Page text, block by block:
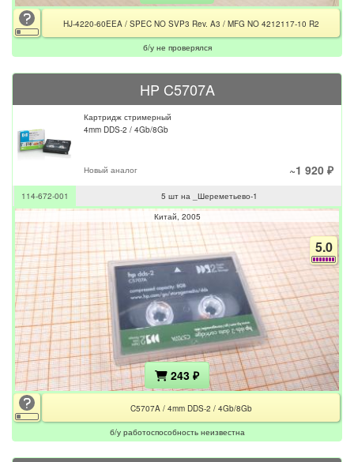
HJ-4220-60EEA / SPEC NO SVP3 Rev. A3 / MFG NO 4212117-10 R2
б/у не проверялся
HP C5707A
Картридж стримерный
4mm DDS-2 / 4Gb/8Gb
Новый аналог ~1 920 ₽
114-672-001
5 шт на _Шереметьево-1
Китай 2005
5.0
243 ₽
C5707A / 4mm DDS-2 / 4Gb/8Gb
б/у работоспособность неизвестна